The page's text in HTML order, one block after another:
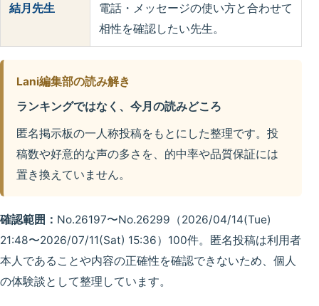
結月先生
電話・メッセージの使い方と合わせて
相性を確認したい先生。
Lani編集部の読み解き
ランキングではなく、今月の読みどころ
匿名掲示板の一人称投稿をもとにした整理です。投
稿数や好意的な声の多さを、的中率や品質保証には
置き換えていません。
確認範囲： No.26197〜No.26299（2026/04/14(Tue)
21:48〜2026/07/11(Sat) 15:36）100件。匿名投稿は利用者
本人であることや内容の正確性を確認できないため、個人
の体験談として整理しています。